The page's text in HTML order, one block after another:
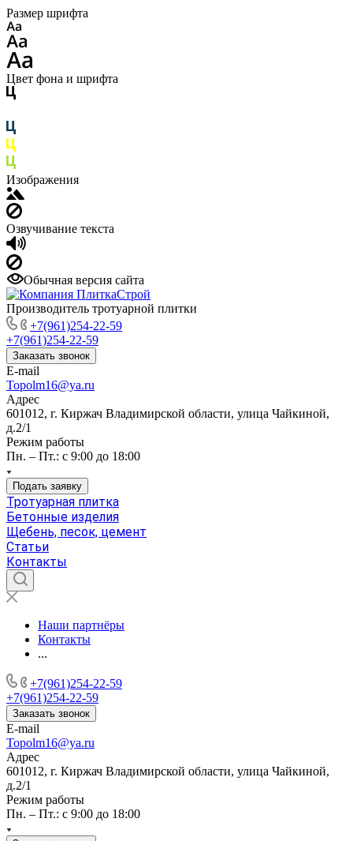
Размер шрифта
Цвет фона и шрифта
Изображения
Озвучивание текста
Обычная версия сайта
Производитель тротуарной плитки
+7(961)254-22-59
+7(961)254-22-59
Заказать звонок
E-mail
Topolm16@ya.ru
Адрес
601012, г. Киржач Владимирской области, улица Чайкиной,
д.2/1
Режим работы
Пн. – Пт.: с 9:00 до 18:00
Подать заявку
Тротуарная плитка
Бетонные изделия
Щебень, песок, цемент
Статьи
Контакты
Наши партнёры
Контакты
...
+7(961)254-22-59
+7(961)254-22-59
Заказать звонок
E-mail
Topolm16@ya.ru
Адрес
601012, г. Киржач Владимирской области, улица Чайкиной,
д.2/1
Режим работы
Пн. – Пт.: с 9:00 до 18:00